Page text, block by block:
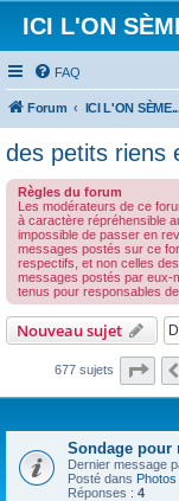
ICI L'ON
FAQ
Forum
des petits riens
Règles du forum
Les modérateurs de ce
à caractère répréhensible
impossible de passer en
messages postés sur ce
respectifs, et non celles
messages postés par eux-
tenus pour responsables
Nouveau sujet
677 sujets Page
Sondage pour
Dernier message
Posté dans Photos
Réponses : 4